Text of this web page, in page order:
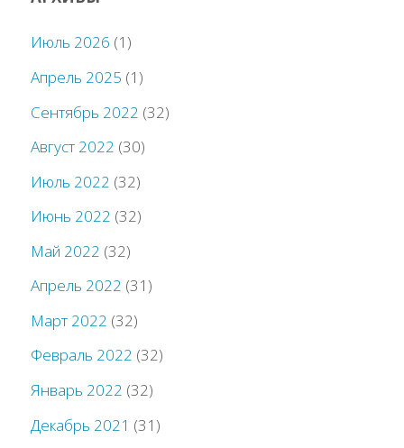
Июль 2026 (1)
Апрель 2025 (1)
Сентябрь 2022 (32)
Август 2022 (30)
Июль 2022 (32)
Июнь 2022 (32)
Май 2022 (32)
Апрель 2022 (31)
Март 2022 (32)
Февраль 2022 (32)
Январь 2022 (32)
Декабрь 2021 (31)